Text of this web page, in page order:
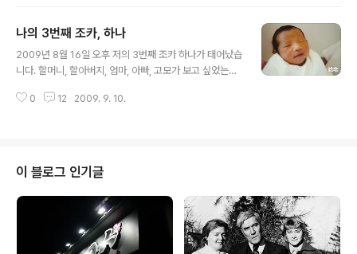
가 멀지만 건물주의 예술과 미술 사랑으로 인해 때아닌 고
급 문화를 즐기고 있답니다. 아무튼 지금도 열심히 적응중
이예요! =)
나의 3번째 조카, 하나
2009년 8월 16일 오후 저의 3번째 조카 하나가 태어났습
니다. 할머니, 할아버지, 엄마, 아빠, 고모가 보고 싶었는지
챙겨서 그런지 2.4 KG으로 태어났다고 하네요. 다들 당황
되겠습니다. 벌써부터 눈웃음을 지으며 웃는 하나가 빨리
보고싶네요.
0 12 2009. 9. 10.
이 블로그 인기글